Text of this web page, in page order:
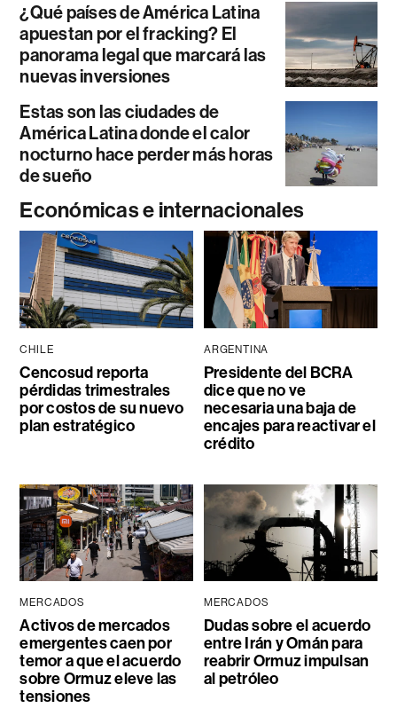
¿Qué países de América Latina
apuestan por el fracking? El
panorama legal que marcará las
nuevas inversiones
Estas son las ciudades de
América Latina donde el calor
nocturno hace perder más horas
de sueño
Económicas e internacionales
CHILE
Cencosud reporta
pérdidas trimestrales
por costos de su nuevo
plan estratégico
ARGENTINA
Presidente del BCRA
dice que no ve
necesaria una baja de
encajes para reactivar el
crédito
MERCADOS
Activos de mercados
emergentes caen por
temor a que el acuerdo
sobre Ormuz eleve las
tensiones
MERCADOS
Dudas sobre el acuerdo
entre Irán y Omán para
reabrir Ormuz impulsan
al petróleo